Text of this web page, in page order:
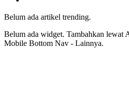
Belum ada artikel trending.
Belum ada widget. Tambahkan lewat
Mobile Bottom Nav - Lainnya.